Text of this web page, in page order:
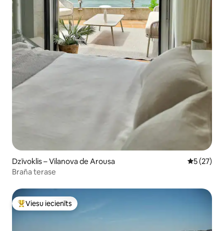
Dzīvoklis – Vilanova de Arousa Vidējais
5 (27)
Braña terase
Populārs viesu iecienīts mājoklis
Viesu iecienīts